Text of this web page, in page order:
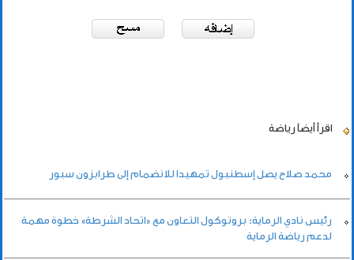
اقرأ أيضاً رياضة
محمد صلاح يصل إسطنبول تمهيدا للانضمام إلى طرابزون سبور
رئيس نادي الرماية: بروتوكول التعاون مع «اتحاد الشرطة» خطوة مهمة
لدعم رياضة الرماية